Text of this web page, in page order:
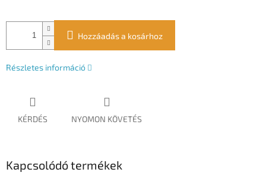
Hozzáadás a kosárhoz
Részletes információ
KÉRDÉS NYOMON KÖVETÉS
Kapcsolódó termékek